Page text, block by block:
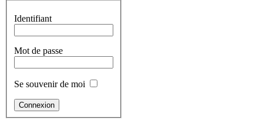
Identifiant
Mot de passe
Se souvenir de moi